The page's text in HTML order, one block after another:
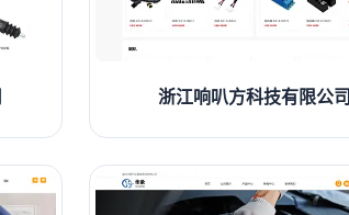
浙江响叭方科技有限公司